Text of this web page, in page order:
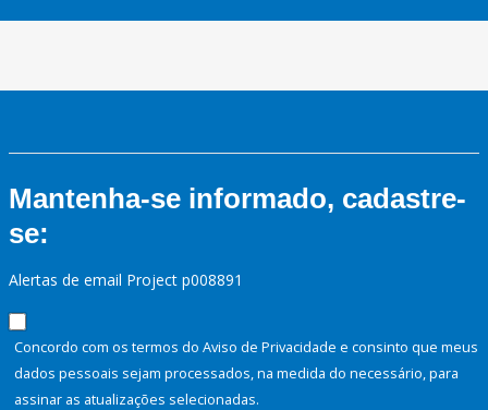
Mantenha-se informado, cadastre-
se:
Alertas de email Project p008891
Concordo com os termos do Aviso de Privacidade e consinto que meus
dados pessoais sejam processados, na medida do necessário, para
assinar as atualizações selecionadas.